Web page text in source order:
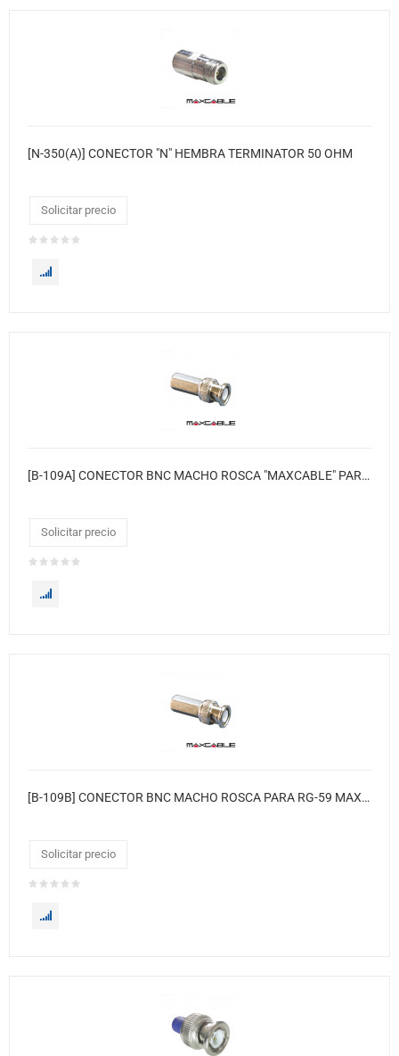
[N-350(A)] CONECTOR "N" HEMBRA TERMINATOR 50 OHM
Solicitar precio
[B-109A] CONECTOR BNC MACHO ROSCA "MAXCABLE" PARA RG-58
Solicitar precio
[B-109B] CONECTOR BNC MACHO ROSCA PARA RG-59 MAXCABLE
Solicitar precio